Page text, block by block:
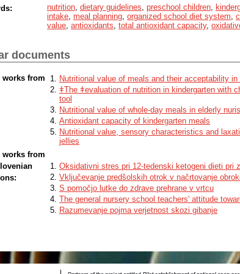
of control kindergarten meals on oxidative stress biomarkers in
that a well-designed and precisely executed antioxidant-rich
intakes of healthy food groups in the participants, enhanced
after intervention and in a significant negative correlation
and serum markers of oxidative stress. Our findings support
kindergartens due to their potential health-protective contribution.
nutrition dietary guidelines preschool children
intake meal planning organized school diet system
value antioxidants total antioxidant capacity,
documents
from
Nutritional value of meals and their acceptability
ǂThe ǂevaluation of nutrition in kindergarten with
tool
Nutritional value of whole-day meals in elderly
Antioxidant capacity of kindergarten meals
Nutritional value, sensory characteristics and
jellies
from
Oksidativni stres pri 12-tedenski ketogeni dieti pri
Vključevanje predšolskih otrok v načrtovanje
S pomočjo lutke do zdrave prehrane v vrtcu
The general nursery school teachers' attitude
Razumevanje pojma verjetnost skozi gibanje